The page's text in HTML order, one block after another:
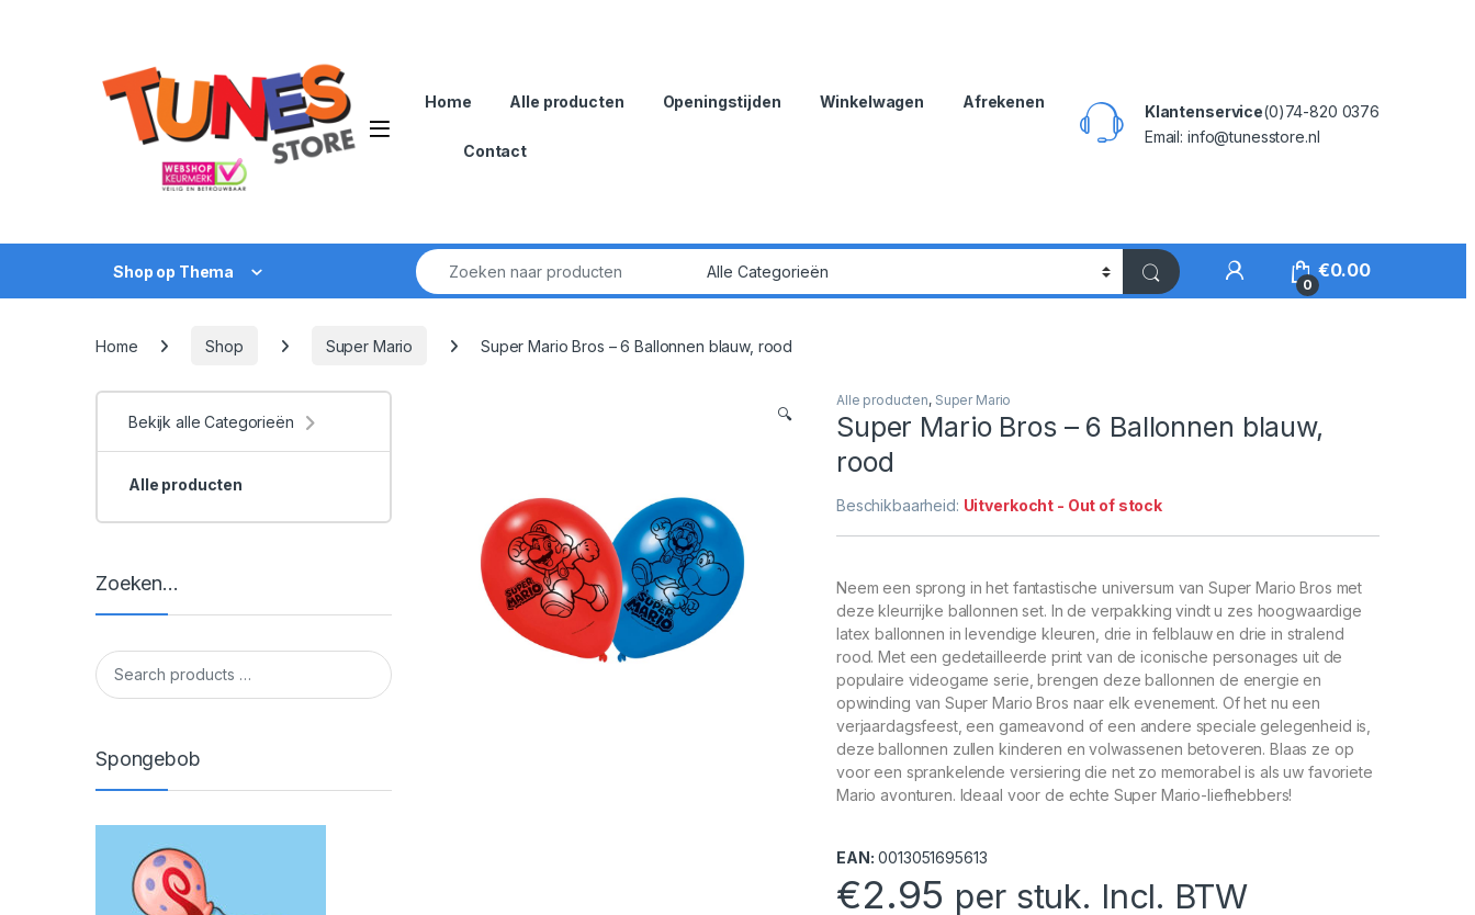
Open
Home Alle producten Openingstijden Winkelwagen Afrekenen
Contact
Klantenservice(0)74-820 0376
Email: info@tunesstore.nl
Shop op Thema
Zoek naar:
My Account
0
€0.00
Home Shop Super Mario Super Mario Bros – 6 Ballonnen blauw, rood
🔍
Alle producten, Super Mario
Super Mario Bros – 6 Ballonnen blauw,
rood
Beschikbaarheid: Uitverkocht - Out of stock
Neem een sprong in het fantastische universum van Super Mario Bros met
deze kleurrijke ballonnen set. In de verpakking vindt u zes hoogwaardige
latex ballonnen in levendige kleuren, drie in felblauw en drie in stralend
rood. Met een gedetailleerde print van de iconische personages uit de
populaire videogame serie, brengen deze ballonnen de energie en
opwinding van Super Mario Bros naar elk evenement. Of het nu een
verjaardagsfeest, een gameavond of een andere speciale gelegenheid is,
deze ballonnen zullen kinderen en volwassenen betoveren. Blaas ze op
voor een sprankelende versiering die net zo memorabel is als uw favoriete
Mario avonturen. Ideaal voor de echte Super Mario-liefhebbers!
EAN: 0013051695613
€2.95 per stuk. Incl. BTW
Bekijk alle Categorieën
Alle producten
Zoeken…
Spongebob